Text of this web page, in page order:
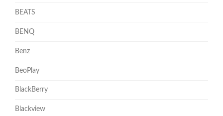
BEATS
BENQ
Benz
BeoPlay
BlackBerry
Blackview